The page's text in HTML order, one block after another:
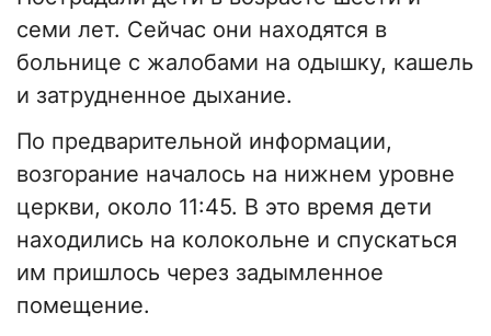
семи лет. Сейчас они находятся в
больнице с жалобами на одышку, кашель
и затрудненное дыхание.
По предварительной информации,
возгорание началось на нижнем уровне
церкви, около 11:45. В это время дети
находились на колокольне и спускаться
им пришлось через задымленное
помещение.